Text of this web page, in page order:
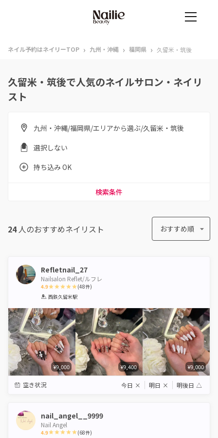
ネイル予約はネイリーTOP › 九州・沖縄 › 福岡県 › 久留米・筑後
久留米・筑後で人気のネイルサロン・ネイリ
スト
九州・沖縄/福岡県/エリアから選ぶ/久留米・筑後
選択しない
持ち込み OK
検索条件
24人のおすすめネイリスト おすすめ順
Refletnail_27
Nailsalon Reflet/ルフレ
4.9
1 2 3 4 5
(48件)
西鉄久留米駅
¥9,000 ¥9,400 ¥9,000
空き状況 今日 × 明日 × 明後日 △
nail_angel__9999
Nail Angel
4.9 (68件)